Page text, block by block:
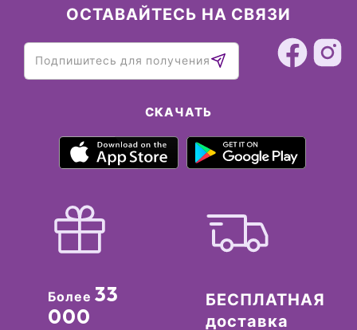
ОСТАВАЙТЕСЬ НА СВЯЗИ
СКАЧАТЬ
Более 33
000
БЕСПЛАТНАЯ
доставка